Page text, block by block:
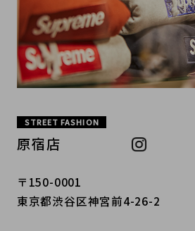
STREET FASHION
原宿店
〒150-0001
東京都渋谷区神宮前4-26-2